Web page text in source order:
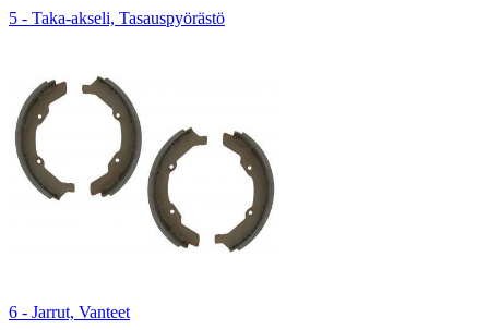
5 - Taka-akseli, Tasauspyörästö
6 - Jarrut, Vanteet